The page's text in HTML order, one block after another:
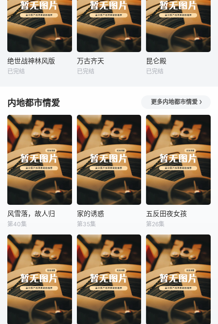
热播
绝世战神林风版
已完结
热播
万古齐天
万古齐天
已完结
热播
昆仑殿
昆仑殿
已完结
内地都市情爱 更多内地都市情爱
风雪落，故人归
风雪落，故人归
第40集
家的诱惑
家的诱惑
第35集
五反田夜女孩
五反田夜女孩
第26集